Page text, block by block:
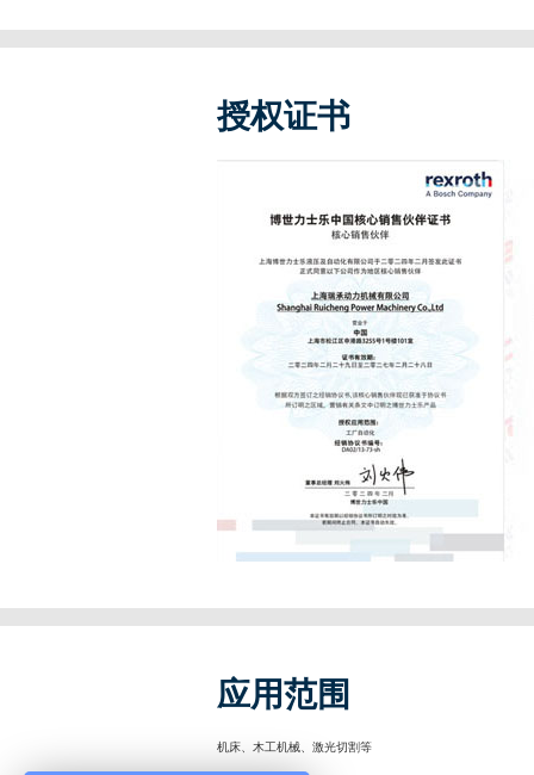
授权证书
应用范围
机床、木工机械、激光切割等